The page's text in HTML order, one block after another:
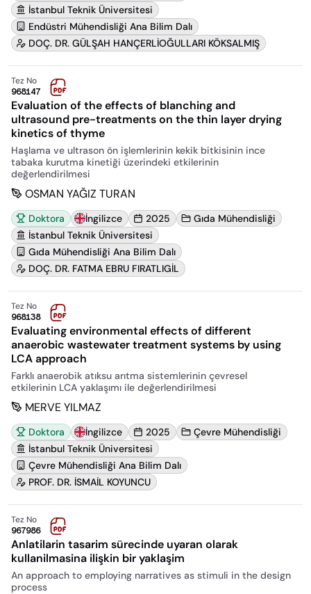
İstanbul Teknik Üniversitesi
Endüstri Mühendisliği Ana Bilim Dalı
DOÇ. DR. GÜLŞAH HANÇERLİOĞULLARI KÖKSALMIŞ
Tez No
968147
Evaluation of the effects of blanching and
ultrasound pre-treatments on the thin layer drying
kinetics of thyme
Haşlama ve ultrason ön işlemlerinin kekik bitkisinin ince
tabaka kurutma kinetiği üzerindeki etkilerinin
değerlendirilmesi
OSMAN YAĞIZ TURAN
Doktora İngilizce 2025
Gıda Mühendisliği
İstanbul Teknik Üniversitesi
Gıda Mühendisliği Ana Bilim Dalı
DOÇ. DR. FATMA EBRU FIRATLIGİL
Tez No
968138
Evaluating environmental effects of different
anaerobic wastewater treatment systems by using
LCA approach
Farklı anaerobik atıksu arıtma sistemlerinin çevresel
etkilerinin LCA yaklaşımı ile değerlendirilmesi
MERVE YILMAZ
Doktora İngilizce 2025
Çevre Mühendisliği
İstanbul Teknik Üniversitesi
Çevre Mühendisliği Ana Bilim Dalı
PROF. DR. İSMAİL KOYUNCU
Tez No
967986
Anlatilarin tasarim sürecinde uyaran olarak
kullanilmasina ilişkin bir yaklaşim
An approach to employing narratives as stimuli in the design
process